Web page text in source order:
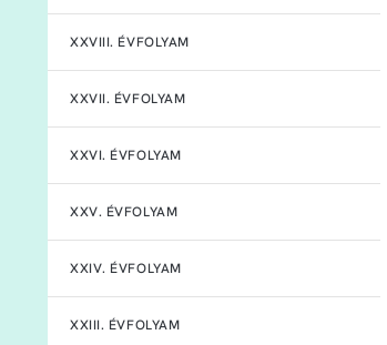
XXVIII. ÉVFOLYAM
XXVII. ÉVFOLYAM
XXVI. ÉVFOLYAM
XXV. ÉVFOLYAM
XXIV. ÉVFOLYAM
XXIII. ÉVFOLYAM